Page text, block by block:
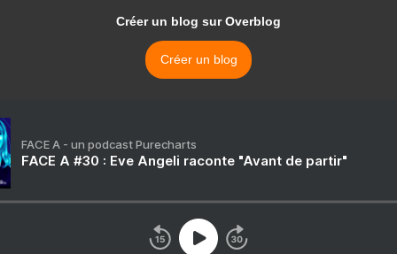
Créer un blog sur Overblog
Créer un blog
FACE A - un podcast Purecharts
FACE A #30 : Eve Angeli raconte "Avant de partir"